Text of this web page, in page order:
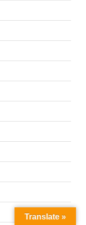
Translate »